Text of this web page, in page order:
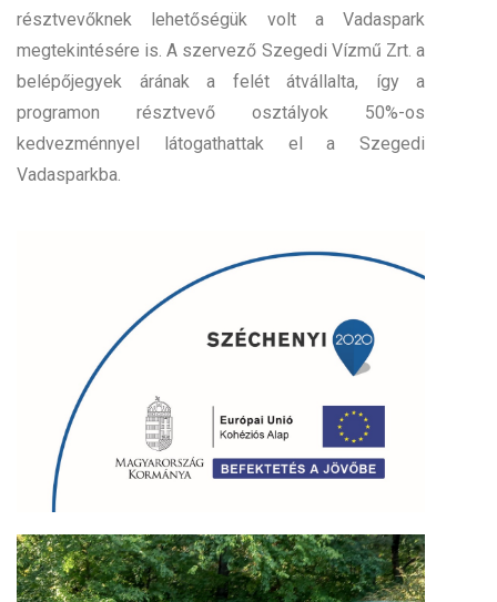
résztvevőknek lehetőségük volt a Vadaspark
megtekintésére is. A szervező Szegedi Vízmű Zrt. a
belépőjegyek árának a felét átvállalta, így a
programon résztvevő osztályok 50%-os
kedvezménnyel látogathattak el a Szegedi
Vadasparkba.